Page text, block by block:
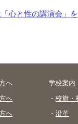
「心と性の講演会」
へ
へ
へ
学校案内
校旗・
沿革